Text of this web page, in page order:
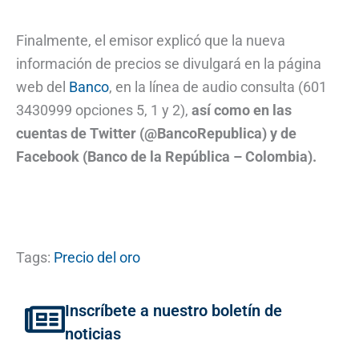
Finalmente, el emisor explicó que la nueva
información de precios se divulgará en la página
web del Banco, en la línea de audio consulta (601
3430999 opciones 5, 1 y 2), así como en las
cuentas de Twitter (@BancoRepublica) y de
Facebook (Banco de la República – Colombia).
Tags: Precio del oro
Inscríbete a nuestro boletín de
noticias